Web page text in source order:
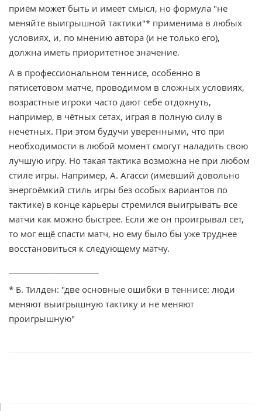
приём может быть и имеет смысл, но формула "не
меняйте выигрышной тактики"* применима в любых
условиях, и, по мнению автора (и не только его),
должна иметь приоритетное значение.
А в профессиональном теннисе, особенно в
пятисетовом матче, проводимом в сложных условиях,
возрастные игроки часто дают себе отдохнуть,
например, в чётных сетах, играя в полную силу в
нечётных. При этом будучи уверенными, что при
необходимости в любой момент смогут наладить свою
лучшую игру. Но такая тактика возможна не при любом
стиле игры. Например, А. Агасси (имевший довольно
энергоёмкий стиль игры без особых вариантов по
тактике) в конце карьеры стремился выигрывать все
матчи как можно быстрее. Если же он проигрывал сет,
то мог ещё спасти матч, но ему было бы уже труднее
восстановиться к следующему матчу.
* Б. Тилден: "две основные ошибки в теннисе: люди
меняют выигрышную тактику и не меняют
проигрышную"